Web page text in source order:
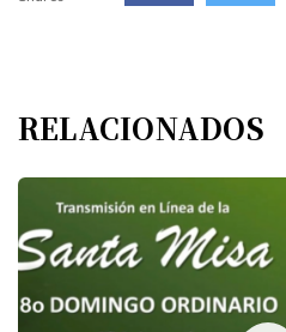
RELACIONADOS